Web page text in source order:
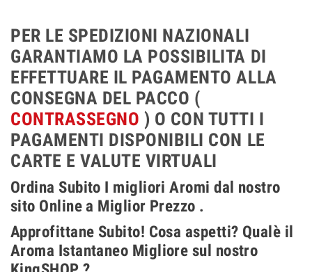
PER LE SPEDIZIONI NAZIONALI
GARANTIAMO LA POSSIBILITA DI
EFFETTUARE IL PAGAMENTO ALLA
CONSEGNA DEL PACCO (
CONTRASSEGNO ) O CON TUTTI I
PAGAMENTI DISPONIBILI CON LE
CARTE E VALUTE VIRTUALI
Ordina Subito I migliori Aromi dal nostro
sito Online a Miglior Prezzo .
Approfittane Subito! Cosa aspetti? Qualè il
Aroma Istantaneo Migliore sul nostro